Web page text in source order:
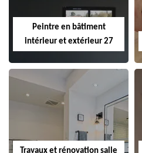
Peintre en bâtiment
intérieur et extérieur 27
Travaux et rénovation salle